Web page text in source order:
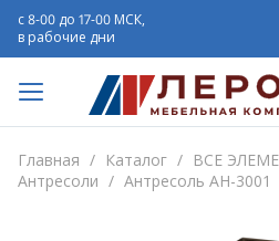
с 8-00 до 17-00 МСК,
в рабочие дни
Главная / Каталог / ВСЕ
Антресоли / Антресоль АН-3001